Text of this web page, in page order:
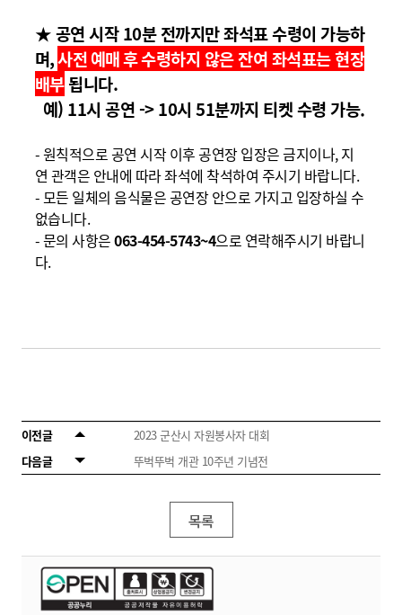
★공연 시작10분 전까지만 좌석표 수령이 가능하
며,사전 예매 후수령하지 않은 잔여 좌석표는 현장
배부됩니다.
예) 11시 공연 -> 10시 51분까지 티켓 수령 가능.
-원칙적으로 공연 시작 이후 공연장 입장은 금지이나,지
연 관객은 안내에 따라 좌석에 착석하여 주시기 바랍니다.
-모든 일체의 음식물은 공연장 안으로 가지고 입장하실 수
없습니다.
-문의 사항은063-454-5743~4으로 연락해주시기 바랍니
다.
이전글
2023 군산시 자원봉사자 대회
다음글
뚜벅뚜벅 개관 10주년 기념전
목록